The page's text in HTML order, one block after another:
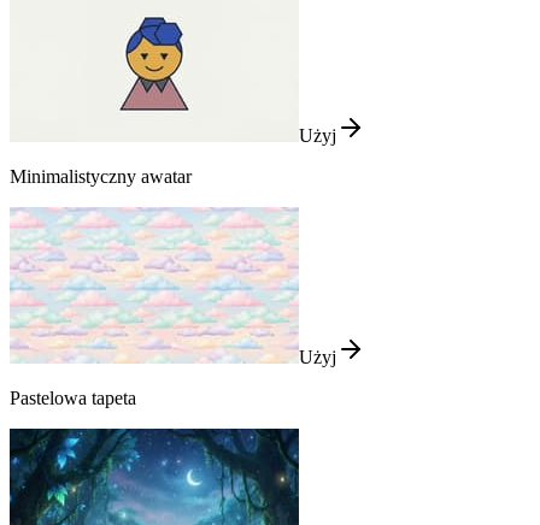
Użyj
Minimalistyczny awatar
Użyj
Pastelowa tapeta